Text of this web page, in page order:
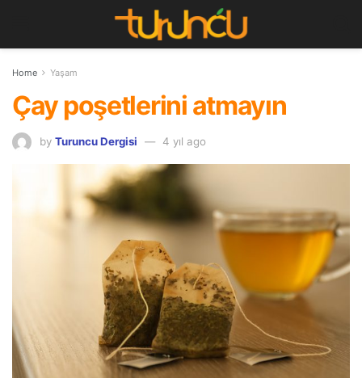
Home Yaşam
Çay poşetlerini atmayın
by Turuncu Dergisi 4 yıl ago